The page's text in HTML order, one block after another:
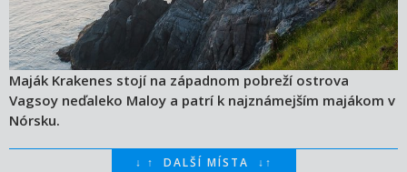
Maják Krakenes stojí na západnom pobreží ostrova
Vagsoy neďaleko Maloy a patrí k najznámejším majákom v
Nórsku.
↓ ↑ DALŠÍ MÍSTA ↓ ↑